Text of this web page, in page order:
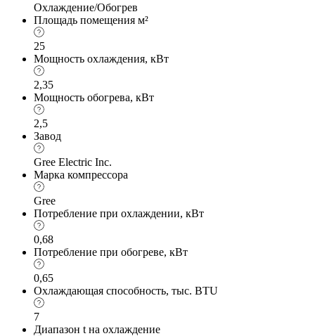
Охлаждение/Обогрев
Площадь помещения м²
25
Мощность охлаждения, кВт
2,35
Мощность обогрева, кВт
2,5
Завод
Gree Electric Inc.
Марка компрессора
Gree
Потребление при охлаждении, кВт
0,68
Потребление при обогреве, кВт
0,65
Охлаждающая способность, тыс. BTU
7
Диапазон t на охлаждение